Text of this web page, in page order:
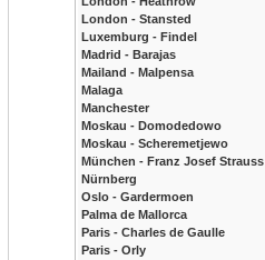
London - Stansted
Luxemburg - Findel
Madrid - Barajas
Mailand - Malpensa
Malaga
Manchester
Moskau - Domodedowo
Moskau - Scheremetjewo
München - Franz Josef Strauss
Nürnberg
Oslo - Gardermoen
Palma de Mallorca
Paris - Charles de Gaulle
Paris - Orly